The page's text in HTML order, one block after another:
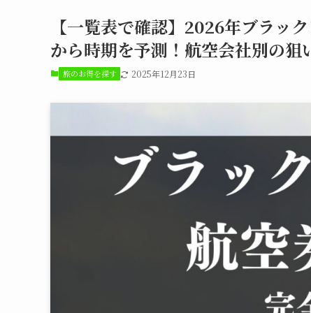
【一覧表で確認】2026年ブラッ
から時期を予測！航空会社別の狙
旅のお得を探す 2025年12月23日